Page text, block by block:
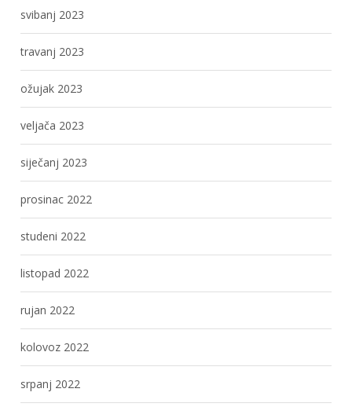
svibanj 2023
travanj 2023
ožujak 2023
veljača 2023
siječanj 2023
prosinac 2022
studeni 2022
listopad 2022
rujan 2022
kolovoz 2022
srpanj 2022